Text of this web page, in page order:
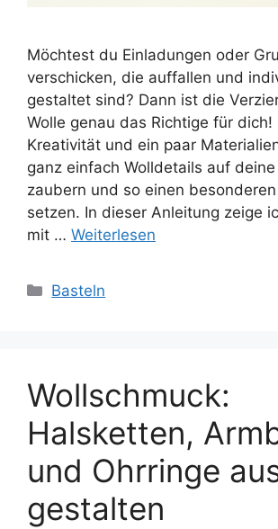
Möchtest du Einladungen oder
verschicken, die auffallen und
gestaltet sind? Dann ist die
Wolle genau das Richtige für
Kreativität und ein paar
ganz einfach Wolldetails auf
zaubern und so einen
setzen. In dieser Anleitung zeige
mit … Weiterlesen
Kategorien
Basteln
Wollschmuck:
Halsketten,
und Ohrringe
gestalten